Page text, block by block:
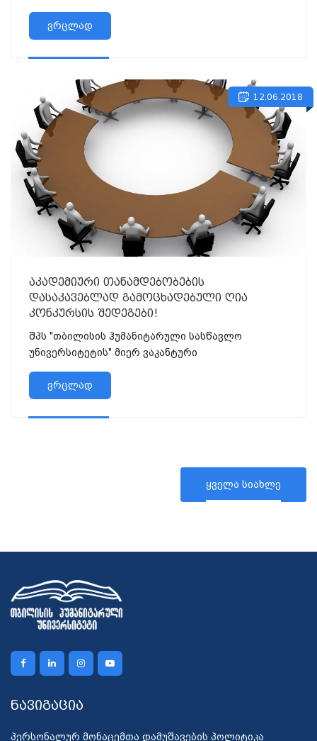
სამსახურის ორგანიზებით ჩატარდა შეხ...
ვრცლად
12.06.2018
აკადემიური თანამდებობების
დასაკავებლად გამოცხადებული ღია
კონკურსის შედეგები!
შპს "თბილისის ჰუმანიტარული სასწავლო
უნივერსიტეტის" მიერ ვაკანტური
ვრცლად
ყველა სიახლე
ნავიგაცია
პერსონალურ მონაცემთა დამუშავების პოლიტიკა